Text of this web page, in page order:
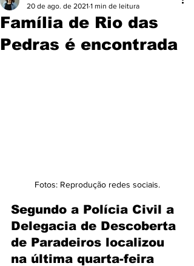
Família de Rio das
Pedras é encontrada
20 de ago. de 2021 1 min de leitura
Fotos: Reprodução redes sociais.
Segundo a Polícia Civil a
Delegacia de Descoberta
de Paradeiros localizou
na última quarta-feira